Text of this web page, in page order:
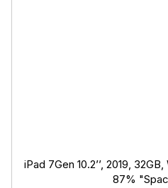
iPad 7Gen 10.2’’, 2019,
87%